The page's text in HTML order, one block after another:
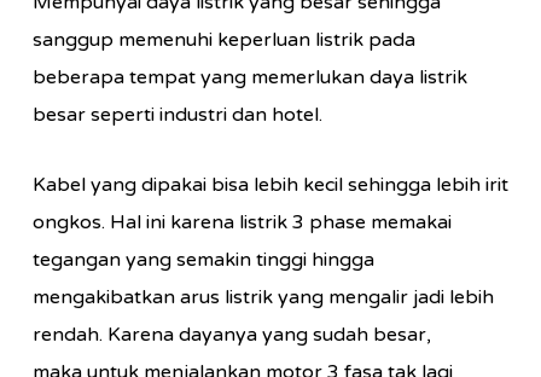
sanggup memenuhi keperluan listrik pada
beberapa tempat yang memerlukan daya listrik
besar seperti industri dan hotel.
Kabel yang dipakai bisa lebih kecil sehingga lebih irit
ongkos. Hal ini karena listrik 3 phase memakai
tegangan yang semakin tinggi hingga
mengakibatkan arus listrik yang mengalir jadi lebih
rendah. Karena dayanya yang sudah besar,
maka untuk menjalankan motor 3 fasa tak lagi